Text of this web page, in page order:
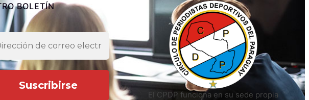
BOLETÍN
El CPDP funciona en su sede propia